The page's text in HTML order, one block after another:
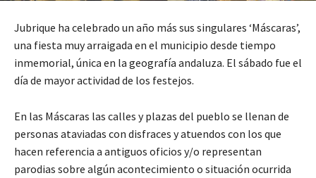
Jubrique ha celebrado un año más sus singulares ‘Máscaras’,
una fiesta muy arraigada en el municipio desde tiempo
inmemorial, única en la geografía andaluza. El sábado fue el
día de mayor actividad de los festejos.
En las Máscaras las calles y plazas del pueblo se llenan de
personas ataviadas con disfraces y atuendos con los que
hacen referencia a antiguos oficios y/o representan
parodias sobre algún acontecimiento o situación ocurrida